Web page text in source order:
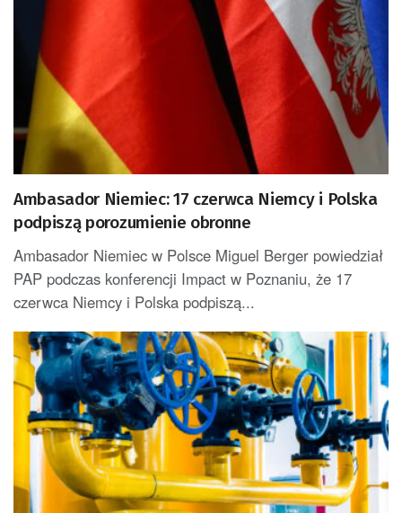
Ambasador Niemiec: 17 czerwca Niemcy i Polska
podpiszą porozumienie obronne
Ambasador Niemiec w Polsce Miguel Berger powiedział
PAP podczas konferencji Impact w Poznaniu, że 17
czerwca Niemcy i Polska podpiszą...